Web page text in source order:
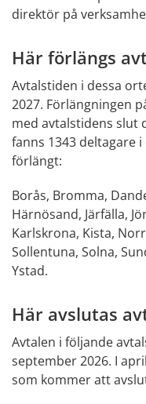
direktör på
Här förlängs
Avtalstiden i dessa
2027. Förlängningen
med avtalstidens slut
fanns 1343 deltagare
förlängt:
Borås, Bromma,
Härnösand, Järfälla,
Karlskrona, Kista,
Sollentuna, Solna,
Ystad.
Här avslutas
Avtalen i följande
september 2026. I
som kommer att